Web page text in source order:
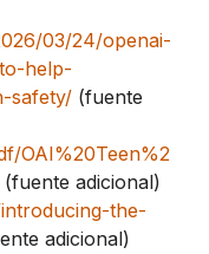
03/24/openai-
help-
safety/ (fuente
OAI%20Teen%2
(fuente adicional)
the-
adicional)